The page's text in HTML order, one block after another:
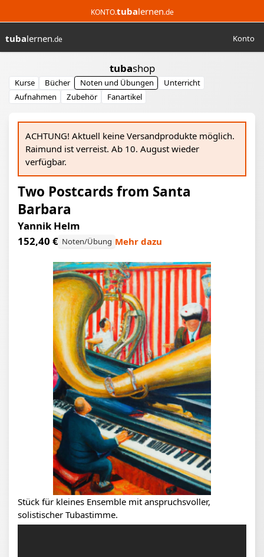
KONTO.tubalernen.de
tubalernen.de Suchen
Konto
tubashop
Kurse Bücher Noten und Übungen
Unterricht
Aufnahmen
Zubehör Fanartikel
ACHTUNG! Aktuell keine Versandprodukte möglich.
Raimund ist verreist. Ab 10. August wieder
verfügbar.
Two Postcards from Santa
Barbara
Yannik Helm
152,40 € Noten/Übung Mehr dazu
Kurzbeschreibung
Stück für kleines Ensemble mit anspruchsvoller,
solistischer Tubastimme.